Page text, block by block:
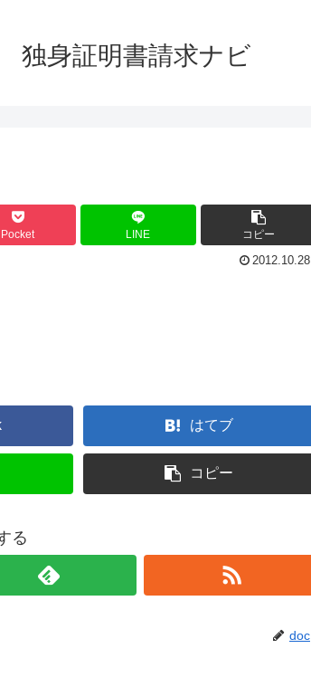
独身証明書請求ナビ
Pocket LINE コピー
2012.10.28
はてブ
コピー
る
doc